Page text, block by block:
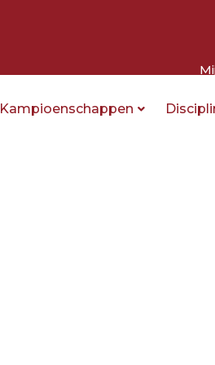
Kampioenschappen